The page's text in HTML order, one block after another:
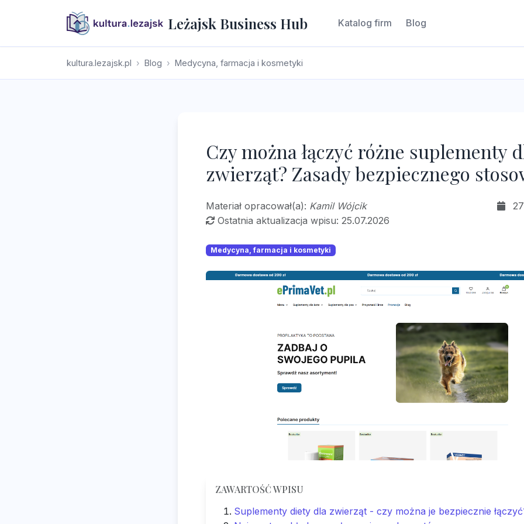
Leżajsk Business Hub Katalog firm Blog
kultura.lezajsk.pl Blog Medycyna, farmacja i kosmetyki
Czy można łączyć różne suplementy
zwierząt? Zasady bezpiecznego
Materiał opracował(a): Kamil Wójcik
Ostatnia aktualizacja wpisu: 25.07.2026
Medycyna, farmacja i kosmetyki
ZAWARTOŚĆ WPISU
Suplementy diety dla zwierząt - czy można je bezpiecznie